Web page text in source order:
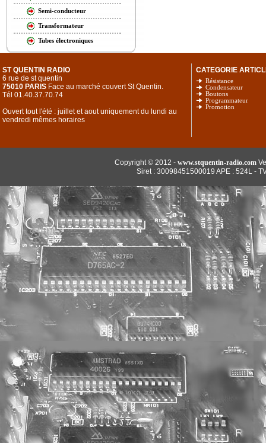
Semi-conducteur
Transformateur
Tubes électroniques
ST QUENTIN RADIO
6 rue de st quentin
75010 PARIS Face au marché couvert St Quentin.
Tél 01.40.37.70.74
Ouvert tout l'été : juillet et aout uniquement du lundi au
vendredi mêmes horaires
CATEGORIE
Résistance
Condensateur
Boutons
Programmateur
Promotion
Copyright © 2012 - www.stquentin-radio.com
Siret : 30098451500019 APE : 524L -